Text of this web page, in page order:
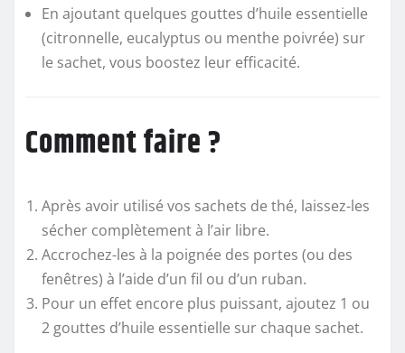
En ajoutant quelques gouttes d’huile essentielle
(citronnelle, eucalyptus ou menthe poivrée) sur
le sachet, vous boostez leur efficacité.
Comment faire ?
Après avoir utilisé vos sachets de thé, laissez-les
sécher complètement à l’air libre.
Accrochez-les à la poignée des portes (ou des
fenêtres) à l’aide d’un fil ou d’un ruban.
Pour un effet encore plus puissant, ajoutez 1 ou
2 gouttes d’huile essentielle sur chaque sachet.